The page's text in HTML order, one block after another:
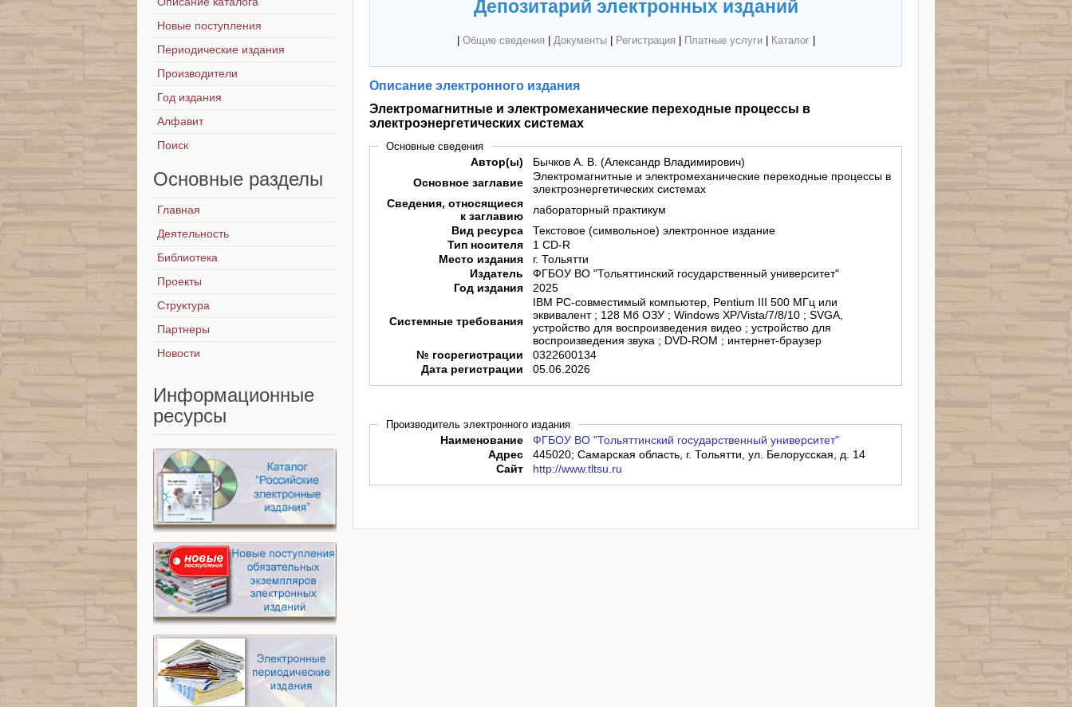
Депозитарий электронных изданий
Общие сведения Документы| Регистрация Платные услуги| Каталог|
Описание электронного издания
Электромагнитные и электромеханические переходные процессы в
электроэнергетических системах
Основные сведения
Автор(ы)
Бычков А. В. (Александр Владимирович)
Основное заглавие
Электромагнитные и электромеханические переходные процессы в
электроэнергетических системах
Сведения, относящиеся
к заглавию
лабораторный практикум
Вид ресурса
Текстовое (символьное) электронное издание
Тип носителя
1 CD-R
Место издания
г. Тольятти
Издатель
ФГБОУ ВО "Тольяттинский государственный университет"
Год издания
2025
Системные требования
IBM PC-совместимый компьютер, Pentium III 500 МГц или
эквивалент ; 128 Мб ОЗУ ; Windows XP/Vista/7/8/10 ; SVGA,
устройство для воспроизведения видео ; устройство для
воспроизведения звука ; DVD-ROM ; интернет-браузер
№ госрегистрации
0322600134
Дата регистрации
05.06.2026
Производитель электронного издания
Наименование
ФГБОУ ВО "Тольяттинский государственный университет"
Адрес
445020; Самарская область, г. Тольятти, ул. Белорусская, д. 14
Сайт
http://www.tltsu.ru
Новые поступления
Периодические издания
Производители
Год издания
Алфавит
Поиск
Основные разделы
Главная
Деятельность
Библиотека
Проекты
Структура
Партнеры
Новости
Информационные
ресурсы